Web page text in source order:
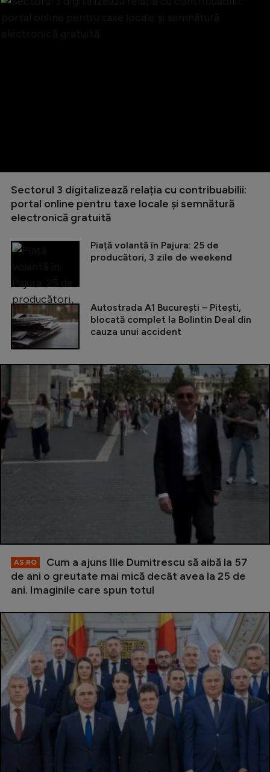
Sectorul 3 digitalizează relația cu contribuabilii:
portal online pentru taxe locale și semnătură
electronică gratuită
Piață volantă în Pajura: 25 de
producători, 3 zile de weekend
Autostrada A1 București – Pitești,
blocată complet la Bolintin Deal din
cauza unui accident
AS.RO
Cum a ajuns Ilie Dumitrescu să aibă la 57
de ani o greutate mai mică decât avea la 25 de
ani. Imaginile care spun totul